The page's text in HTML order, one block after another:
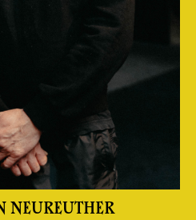
NEUREUTHER